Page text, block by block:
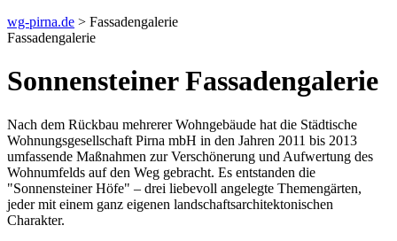
wg-pirna.de > Fassadengalerie
Fassadengalerie
Sonnensteiner Fassadengalerie
Nach dem Rückbau mehrerer Wohngebäude hat die Städtische
Wohnungsgesellschaft Pirna mbH in den Jahren 2011 bis 2013
umfassende Maßnahmen zur Verschönerung und Aufwertung des
Wohnumfelds auf den Weg gebracht. Es entstanden die
"Sonnensteiner Höfe" – drei liebevoll angelegte Themengärten,
jeder mit einem ganz eigenen landschaftsarchitektonischen
Charakter.